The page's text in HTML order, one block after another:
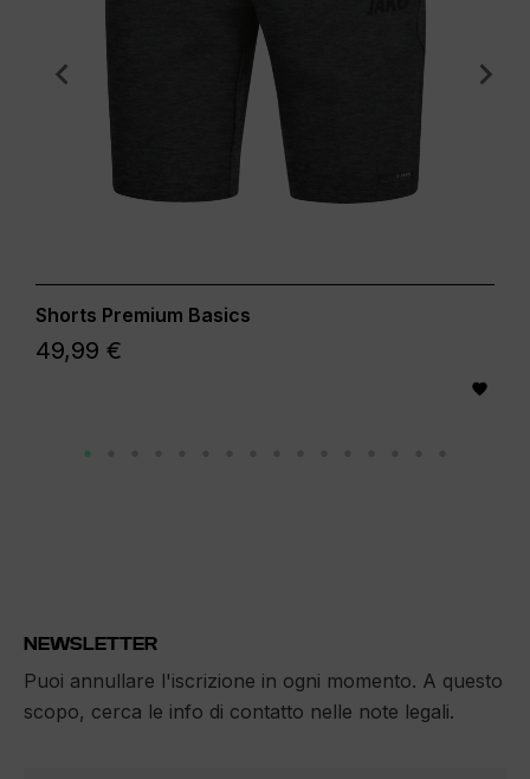
Shorts Premium Basics
49,99 €

NEWSLETTER
Puoi annullare l'iscrizione in ogni momento. A questo
scopo, cerca le info di contatto nelle note legali.